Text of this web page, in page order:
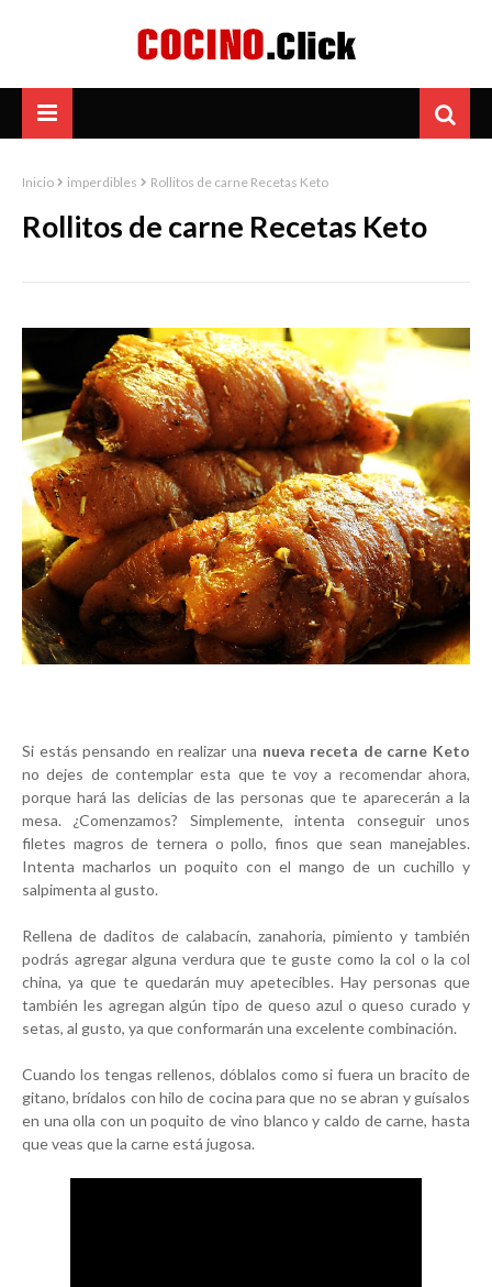
Inicio imperdibles Rollitos de carne Recetas Keto
Rollitos de carne Recetas Keto
Si estás pensando en realizar una nueva receta de carne Keto
no dejes de contemplar esta que te voy a recomendar ahora,
porque hará las delicias de las personas que te aparecerán a la
mesa. ¿Comenzamos? Simplemente, intenta conseguir unos
filetes magros de ternera o pollo, finos que sean manejables.
Intenta macharlos un poquito con el mango de un cuchillo y
salpimenta al gusto.
Rellena de daditos de calabacín, zanahoria, pimiento y también
podrás agregar alguna verdura que te guste como la col o la col
china, ya que te quedarán muy apetecibles. Hay personas que
también les agregan algún tipo de queso azul o queso curado y
setas, al gusto, ya que conformarán una excelente combinación.
Cuando los tengas rellenos, dóblalos como si fuera un bracito de
gitano, brídalos con hilo de cocina para que no se abran y guísalos
en una olla con un poquito de vino blanco y caldo de carne, hasta
que veas que la carne está jugosa.